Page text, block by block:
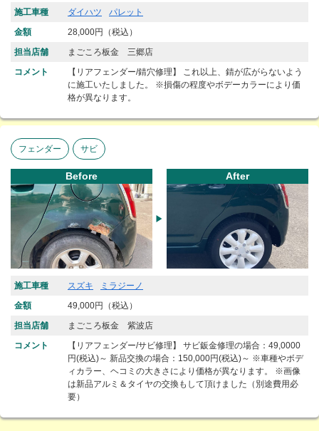
施工車種 ダイハツ
パレット
金額
28,000円（税込）
担当店舗
まごころ板金 三郷店
コメント
【リアフェンダー/錆穴修理】 これ以上、錆が広がらないよう
に施工いたしました。 ※損傷の程度やボデーカラーにより価
格が異なります。
フェンダー サビ
Before After
施工車種 スズキ
ミラジーノ
金額
49,000円（税込）
担当店舗
まごころ板金 紫波店
コメント
【リアフェンダー/サビ修理】 サビ鈑金修理の場合：49,0000
円(税込)～ 新品交換の場合：150,000円(税込)～ ※車種やボデ
ィカラー、ヘコミの大きさにより価格が異なります。 ※画像
は新品アルミ＆タイヤの交換もして頂けました（別途費用必
要）